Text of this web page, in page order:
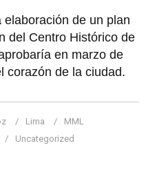
de un plan
del Centro Histórico de
en marzo de
corazón de la ciudad.
Lima
MML
Uncategorized